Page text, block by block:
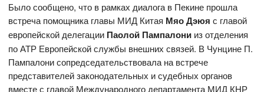
Было сообщено, что в рамках диалога в Пекине прошла
встреча помощника главы МИД Китая Мяо Дэюя с главой
европейской делегации Паолой Пампалони из отделения
по АТР Европейской службы внешних связей. В Чунцине П.
Пампалони сопредседательствовала на встрече
представителей законодательных и судебных органов
вместе с главой Международного департамента МИД КНР